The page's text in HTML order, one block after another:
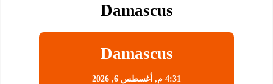
Damascus
Damascus
4:31 م, أغسطس 6, 2026